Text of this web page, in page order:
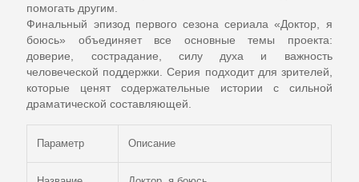
помогать другим.
Финальный эпизод первого сезона сериала«Доктор, я
боюсь» объединяет все основные темы проекта:
доверие, сострадание, силу духа и важность
человеческой поддержки. Серия подходит для зрителей,
которые ценят содержательные истории с сильной
драматической составляющей.
Параметр Описание